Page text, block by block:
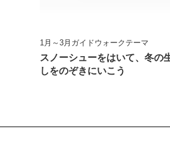
1月～3月ガイドウォークテーマ
スノーシューをはいて、冬の
しをのぞきにいこう